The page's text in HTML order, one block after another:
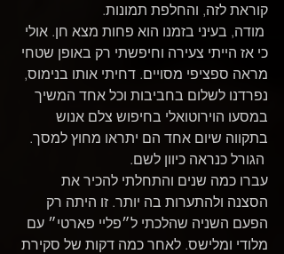
קוראת לזה, והחלפת תמונות.
מודה, בעיני בזמנו הוא פחות מצא חן. אולי
כי אז הייתי צעירה וחיפשתי רק באופן שטחי
מראה ספציפי מסויים. דחיתי אותו בנימוס,
נפרדנו לשלום בחביבות וכל אחד המשיך
במסעו הוירוטואלי בחיפוש צלם אנוש
בתקווה שיום אחד הם יתראו מחוץ למסך.
עברו כמה שנים והתחלתי להכיר את
הסצנה ולהתערות בה יותר. זו היתה רק
הפעם השניה שהלכתי ל״פליי פארטי״ עם
מלודי ומלישס. לאחר כמה דקות של סקירת